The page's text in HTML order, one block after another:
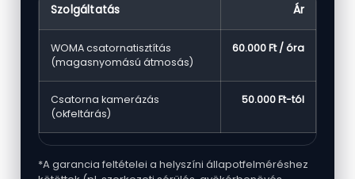
Szolgáltatás Ár
WOMA csatornatisztítás
(magasnyomású átmosás)
60.000 Ft / óra
Csatorna kamerázás
(okfeltárás)
50.000 Ft-tól
*A garancia feltételei a helyszíni állapotfelméréshez